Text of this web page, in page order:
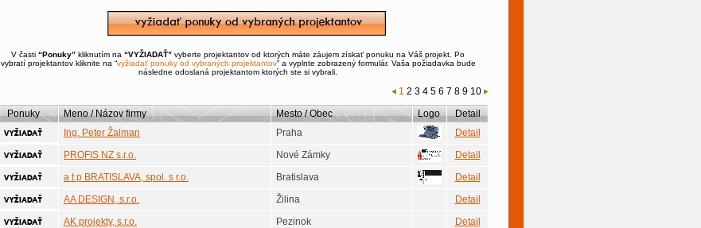
V časti “Ponuky” kliknutím na “VYŽIADAŤ” vyberte projektantov od ktorých máte záujem získať ponuku na Váš projekt. Po
vybratí projektantov kliknite na “vyžiadať ponuky od vybraných projektantov” a vyplnte zobrazený formulár. Vaša požiadavka bude
následne odoslaná projektantom ktorých ste si vybrali.
1 2 3 4 5 6 7 8 9 10
Ponuky
Meno / Názov firmy Mesto / Obec Logo
Detail
Ing. Peter Žalman
Praha
Detail
PROFIS NZ s.r.o.
Nové Zámky
Detail
a t p BRATISLAVA, spol. s r.o.
Bratislava
Detail
AA DESIGN, s.r.o.
Žilina
Detail
AK projekty, s.r.o.
Pezinok
Detail